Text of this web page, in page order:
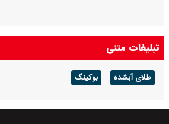
تبلیغات متنی
طلای آبشده بوکینگ